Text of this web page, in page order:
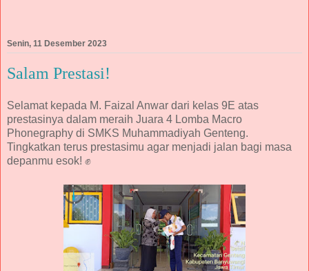
Senin, 11 Desember 2023
Salam Prestasi!
Selamat kepada M. Faizal Anwar dari kelas 9E atas
prestasinya dalam meraih Juara 4 Lomba Macro
Phonegraphy di SMKS Muhammadiyah Genteng.
Tingkatkan terus prestasimu agar menjadi jalan bagi masa
depanmu esok! ✊